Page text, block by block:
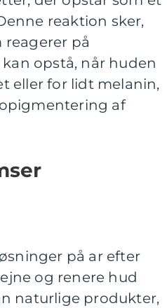
reaktion sker,
på
opstå, når huden
eller for lidt melanin,
af
på ar efter
og renere hud
naturlige produkter,